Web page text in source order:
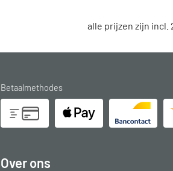
alle prijzen zijn incl.
Betaalmethodes
Over ons